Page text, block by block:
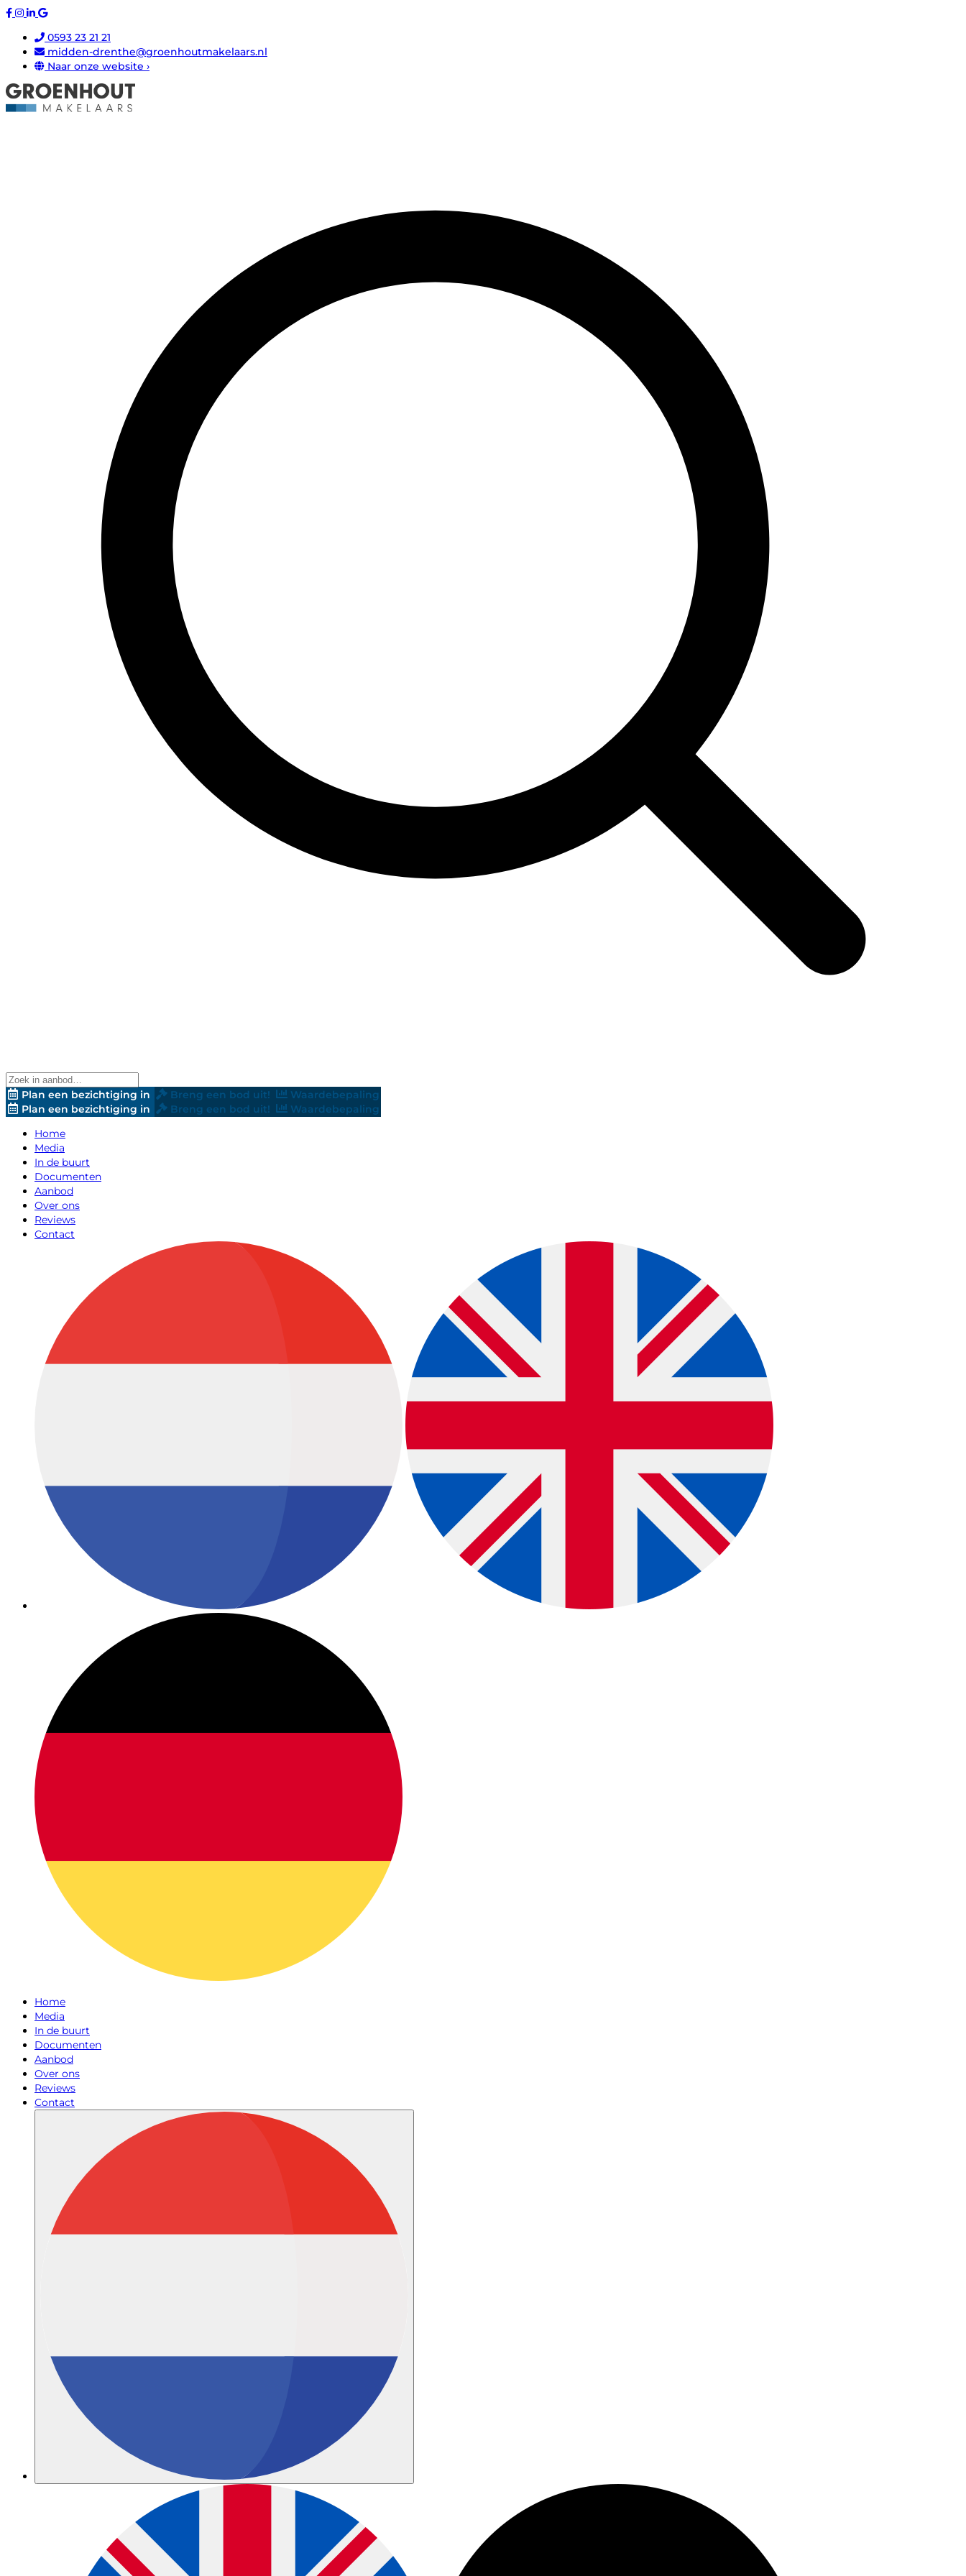
0593 23 21 21
midden-drenthe@groenhoutmakelaars.nl
Naar onze website ›
Plan een bezichtiging in Breng een bod uit!
Waardebepaling
Plan een bezichtiging in
Breng een bod uit!
Waardebepaling
Home
Media
In de buurt
Documenten
Aanbod
Over ons
Reviews
Contact
Home
Media
In de buurt
Documenten
Aanbod
Over ons
Reviews
Contact